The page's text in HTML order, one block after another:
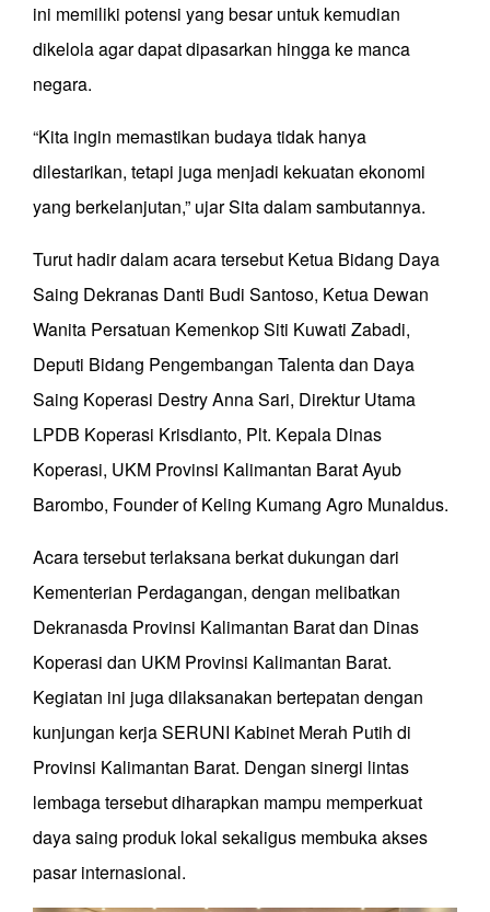
ini memiliki potensi yang besar untuk kemudian
dikelola agar dapat dipasarkan hingga ke manca
negara.
“Kita ingin memastikan budaya tidak hanya
dilestarikan, tetapi juga menjadi kekuatan ekonomi
yang berkelanjutan,” ujar Sita dalam sambutannya.
Turut hadir dalam acara tersebut Ketua Bidang Daya
Saing Dekranas Danti Budi Santoso, Ketua Dewan
Wanita Persatuan Kemenkop Siti Kuwati Zabadi,
Deputi Bidang Pengembangan Talenta dan Daya
Saing Koperasi Destry Anna Sari, Direktur Utama
LPDB Koperasi Krisdianto, Plt. Kepala Dinas
Koperasi, UKM Provinsi Kalimantan Barat Ayub
Barombo, Founder of Keling Kumang Agro Munaldus.
Acara tersebut terlaksana berkat dukungan dari
Kementerian Perdagangan, dengan melibatkan
Dekranasda Provinsi Kalimantan Barat dan Dinas
Koperasi dan UKM Provinsi Kalimantan Barat.
Kegiatan ini juga dilaksanakan bertepatan dengan
kunjungan kerja SERUNI Kabinet Merah Putih di
Provinsi Kalimantan Barat. Dengan sinergi lintas
lembaga tersebut diharapkan mampu memperkuat
daya saing produk lokal sekaligus membuka akses
pasar internasional.